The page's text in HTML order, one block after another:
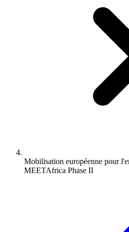
Mobilisation européenne pour
MEETAfrica Phase II